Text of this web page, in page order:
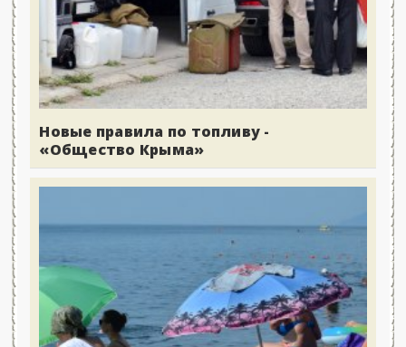
Новые правила по топливу -
«Общество Крыма»